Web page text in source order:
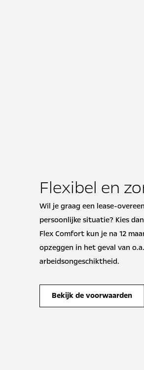
Flexibel en
Wil je graag een lease-
persoonlijke situatie? Kies
Flex Comfort kun je na 12
opzeggen in het geval van
arbeidsongeschiktheid.
Bekijk de voorwaarden